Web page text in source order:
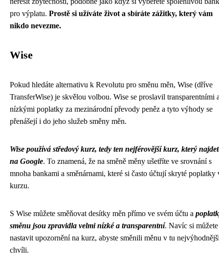
pro výplatu. Prostě si užíváte život a sbíráte zážitky, který vám
nikdo nevezme.
Wise
Pokud hledáte alternativu k Revolutu pro směnu měn, Wise (dříve
TransferWise) je skvělou volbou. Wise se proslavil transparentními
nízkými poplatky za mezinárodní převody peněz a tyto výhody se
přenášejí i do jeho služeb směny měn.
Wise používá středový kurz, tedy ten nejférovější kurz, který
na Google. To znamená, že na směně měny ušetříte ve srovnání s
mnoha bankami a směnárnami, které si často účtují skryté poplatky
kurzu.
S Wise můžete směňovat desítky měn přímo ve svém účtu a
směnu jsou zpravidla velmi nízké a transparentní. Navíc si můžete
nastavit upozornění na kurz, abyste směnili měnu v tu
chvíli.